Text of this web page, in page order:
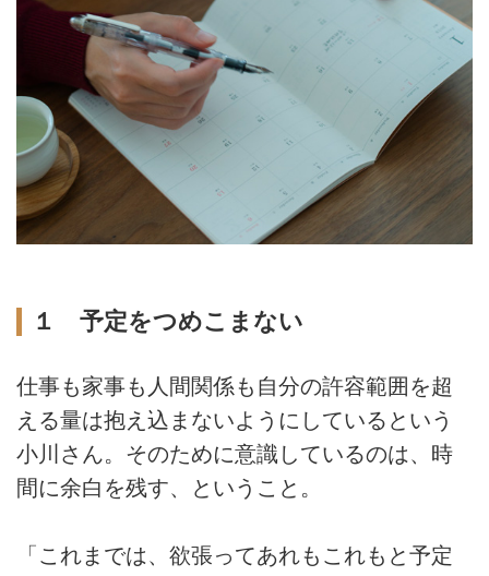
１ 予定をつめこまない
仕事も家事も人間関係も自分の許容範囲を超
える量は抱え込まないようにしているという
小川さん。そのために意識しているのは、時
間に余白を残す、ということ。
「これまでは、欲張ってあれもこれもと予定